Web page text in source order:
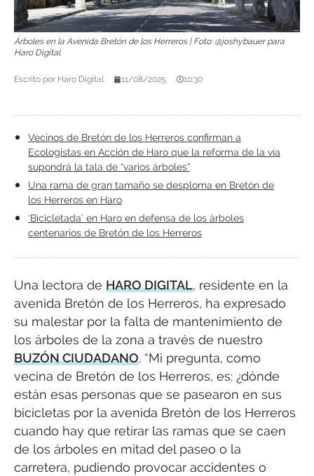
Árboles en la Avenida Bretón de los Herreros | Foto: @joshybauer para
Haro Digital
Escrito por Haro Digital 11/08/2025 10:30
Vecinos de Bretón de los Herreros confirman a
Ecologistas en Acción de Haro que la reforma de la vía
supondrá la tala de “varios árboles”
Una rama de gran tamaño se desploma en Bretón de
los Herreros en Haro
‘Bicicletada’ en Haro en defensa de los árboles
centenarios de Bretón de los Herreros
Una lectora de HARO DIGITAL, residente en la
avenida Bretón de los Herreros, ha expresado
su malestar por la falta de mantenimiento de
los árboles de la zona a través de nuestro
BUZÓN CIUDADANO. “Mi pregunta, como
vecina de Bretón de los Herreros, es: ¿dónde
están esas personas que se pasearon en sus
bicicletas por la avenida Bretón de los Herreros
cuando hay que retirar las ramas que se caen
de los árboles en mitad del paseo o la
carretera, pudiendo provocar accidentes o